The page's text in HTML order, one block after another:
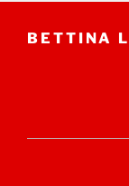
BETTINA